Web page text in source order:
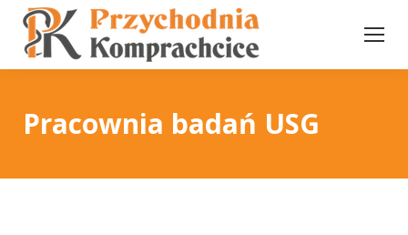
Pracownia badań USG